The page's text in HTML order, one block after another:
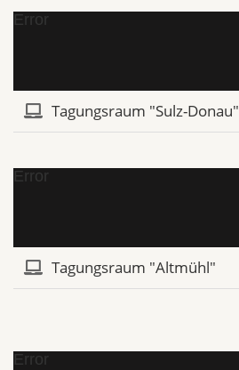
Error
Tagungsraum "Sulz-Donau"
Error
Tagungsraum "Altmühl"
Error